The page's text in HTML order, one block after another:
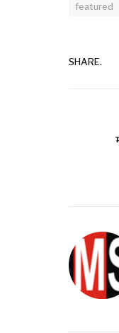
featured
SHARE.